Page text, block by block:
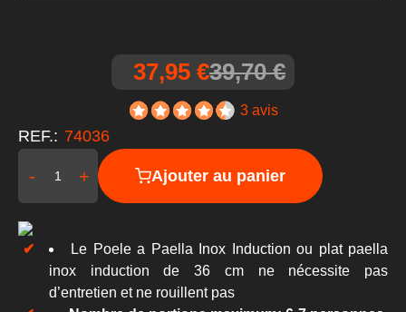
37,95 €39,70 €
3 avis
REF.: 74036
- + Ajouter au panier
Le Poele a Paella Inox Induction ou plat paella
inox induction de 36 cm ne nécessite pas
d’entretien et ne rouillent pas